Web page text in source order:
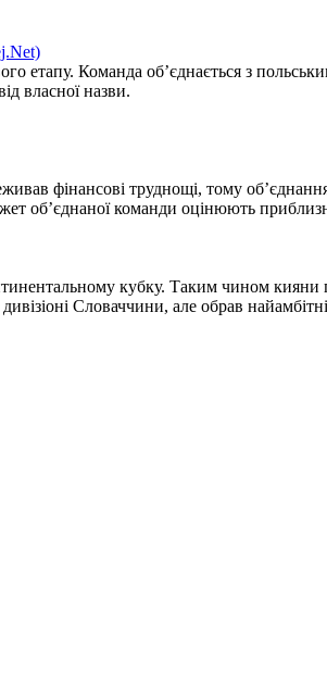
етапу. Команда об’єднається з
власної назви.
фінансові труднощі, тому
об’єднаної команди оцінюють
кубку. Таким чином кияни
Словаччини, але обрав